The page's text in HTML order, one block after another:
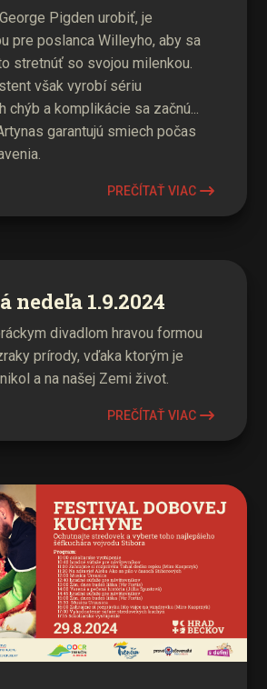
Pigden urobiť, je
pre poslanca Willeyho, aby sa
stretnúť so svojou milenkou.
však vyrobí sériu
chýb a komplikácie sa začnú...
garantujú smiech počas
PREČÍTAŤ VIAC
nedeľa 1.9.2024
divadlom hravou formou
prírody, vďaka ktorým je
a na našej Zemi život.
PREČÍTAŤ VIAC